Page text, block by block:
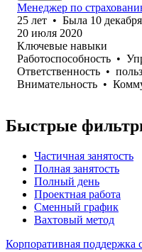
Менеджер по
25 лет • Была 10
20 июля 2020
Ключевые навыки
Работоспособность •
Ответственность •
Внимательность •
Быстрые
Частичная занятость
Полная занятость
Полный день
Проектная работа
Сменный график
Вахтовый метод
Корпоративная поддержка